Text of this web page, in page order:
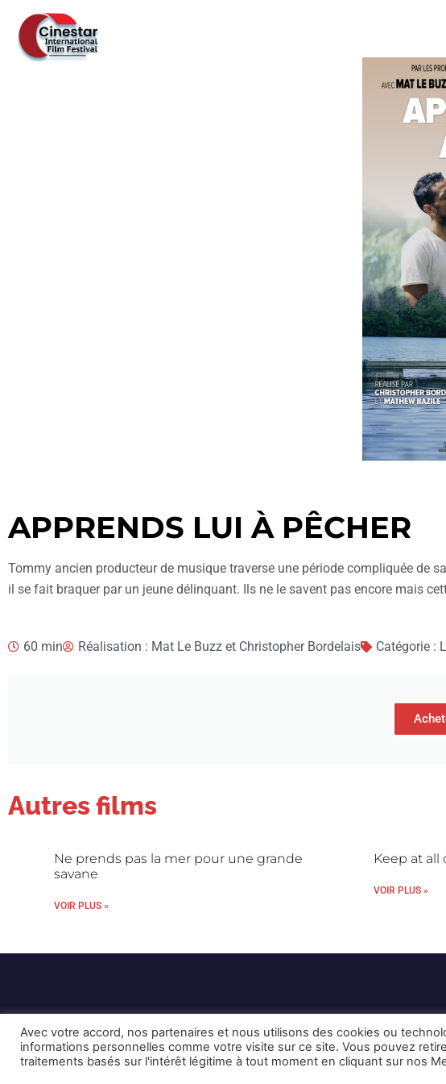
APPRENDS LUI À PÊCHER
Tommy ancien producteur de musique traverse une période compliquée de
il se fait braquer par un jeune délinquant. Ils ne le savent pas encore mais
60 min Réalisation : Mat Le Buzz et Christopher Bordelais Catégorie :
Autres films
Ne prends pas la mer pour une grande
savane
VOIR PLUS »
Keep at all
VOIR PLUS »
Avec votre accord, nos partenaires et nous utilisons des cookies ou
informations personnelles comme votre visite sur ce site. Vous pouvez
traitements basés sur l'intérêt légitime à tout moment en cliquant sur nos